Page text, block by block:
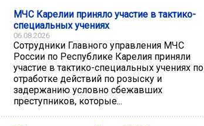
МЧС Карелии приняло участие в тактико-
специальных учениях
06.08.2026
Сотрудники Главного управления МЧС
России по Республике Карелия приняли
участие в тактико-специальных учениях по
отработке действий по розыску и
задержанию условно сбежавших
преступников, которые...